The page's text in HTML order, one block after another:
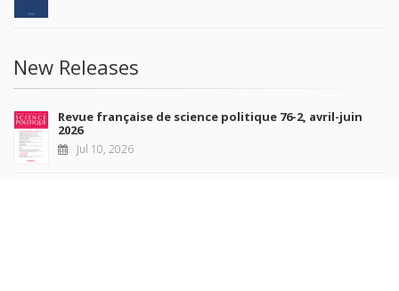
New Releases
Revue française de science politique 76-2, avril-juin
2026
Jul 10, 2026